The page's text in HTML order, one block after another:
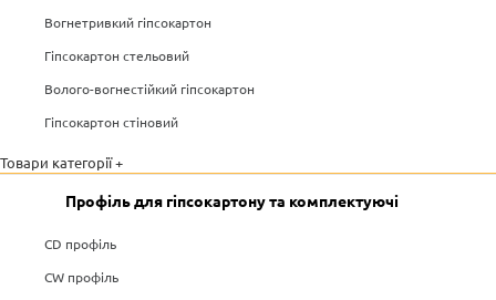
Вогнетривкий гіпсокартон
Гіпсокартон стельовий
Волого-вогнестійкий гіпсокартон
Гіпсокартон стіновий
Товари категорії +
Профіль для гіпсокартону та комплектуючі
CD профіль
CW профіль